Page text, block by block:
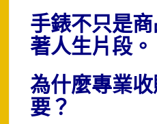
手錶不只是
著人生片段。
為什麼專業
要？